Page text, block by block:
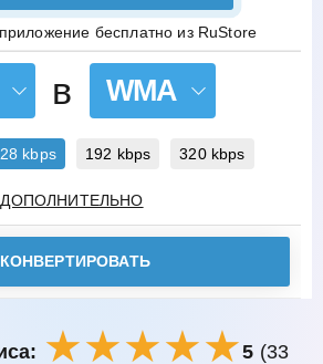
в WMA
kbps 192 kbps 320 kbps
ДОПОЛНИТЕЛЬНО
КОНВЕРТИРОВАТЬ
5 (33